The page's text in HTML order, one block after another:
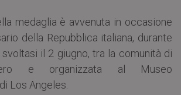
medaglia è avvenuta in occasione
della Repubblica italiana, durante
svoltasi il 2 giugno, tra la comunità di
e organizzata al Museo
Los Angeles.